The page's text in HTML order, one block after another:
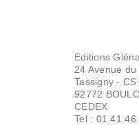
Editions
24 Avenue
Tassigny -
92772
CEDEX
Tel :